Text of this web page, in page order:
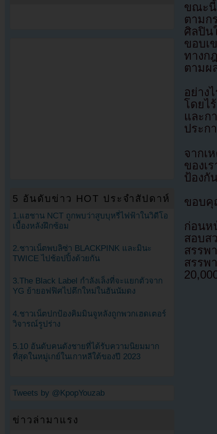
ขณะนี้
ตามก
ศิลปิน
ขอบเ
ทางก
ตามผ
อย่าง
โดยไ
และก
ประก
จากเ
ของเ
ป้องกั
ขอบคุ
ก่อนห
สอบ
สรรพ
สรรพ
5 อันดับข่าว HOT ประจำสัปดาห์
1.แฮชาน NCT ถูกพบว่าสูบบุหรี่ไฟฟ้าในวิดีโอ
เบื้องหลังฝึกซ้อม
2.ชาวเน็ตพบลิซ่า BLACKPINK และมินะ
TWICE ไปช้อปปิ้งด้วยกัน
3.The Black Label กำลังเล็งที่จะแยกตัวจาก
YG ย้ายอฟฟิศไปตึกใหม่ในฮันนัมดง
4.ชาวเน็ตปกป้องคิมมินจูหลังถูกพวกเฮดเตอร์
วิจารณ์รูปร่าง
5.10 อันดับคนดังชายที่ได้รับความนิยมมาก
ที่สุดในหมู่เกย์ในเกาหลีใต้ของปี 2023
Tweets by @KpopYouzab
ข่าวล่ามาแรง